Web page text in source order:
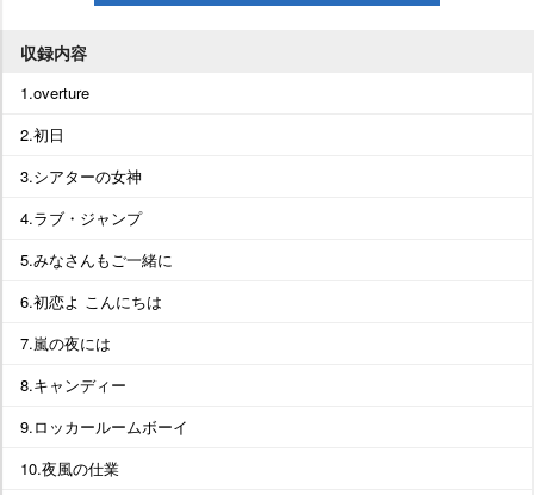
収録内容
1.overture
2.初日
3.シアターの女神
4.ラブ・ジャンプ
5.みなさんもご一緒に
6.初恋よ こんにちは
7.嵐の夜には
8.キャンディー
9.ロッカールームボーイ
10.夜風の仕業